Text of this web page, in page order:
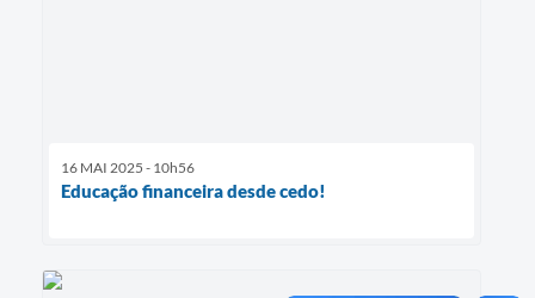
16 MAI 2025 - 10h56
Educação financeira desde cedo!